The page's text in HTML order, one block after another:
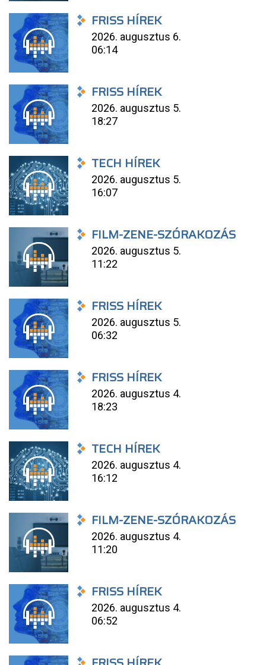
FRISS HÍREK
2026. augusztus 6.
06:14
FRISS HÍREK
2026. augusztus 5.
18:27
TECH HÍREK
2026. augusztus 5.
16:07
FILM-ZENE-SZÓRAKOZÁS
2026. augusztus 5.
11:22
FRISS HÍREK
2026. augusztus 5.
06:32
FRISS HÍREK
2026. augusztus 4.
18:23
TECH HÍREK
2026. augusztus 4.
16:12
FILM-ZENE-SZÓRAKOZÁS
2026. augusztus 4.
11:20
FRISS HÍREK
2026. augusztus 4.
06:52